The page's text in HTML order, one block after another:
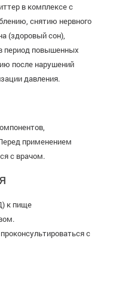
в комплексе с
снятию нервного
(здоровый сон),
период повышенных
после нарушений
давления.
применением
с врачом.
к пище
с